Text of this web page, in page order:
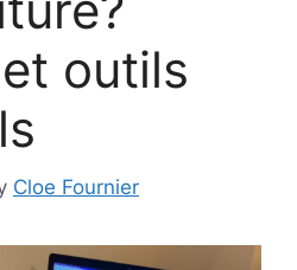
outils
Cloe Fournier